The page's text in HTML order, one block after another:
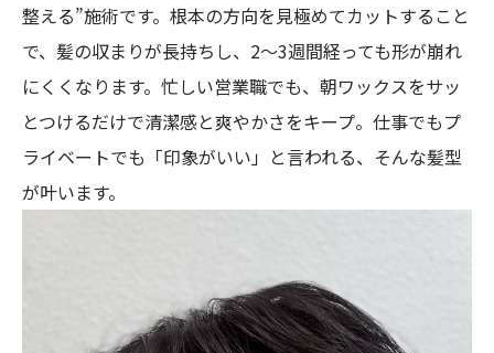
整える”施術です。根本の方向を見極めてカットすること
で、髪の収まりが長持ちし、2～3週間経っても形が崩れ
にくくなります。忙しい営業職でも、朝ワックスをサッ
とつけるだけで清潔感と爽やかさをキープ。仕事でもプ
ライベートでも「印象がいい」と言われる、そんな髪型
が叶います。